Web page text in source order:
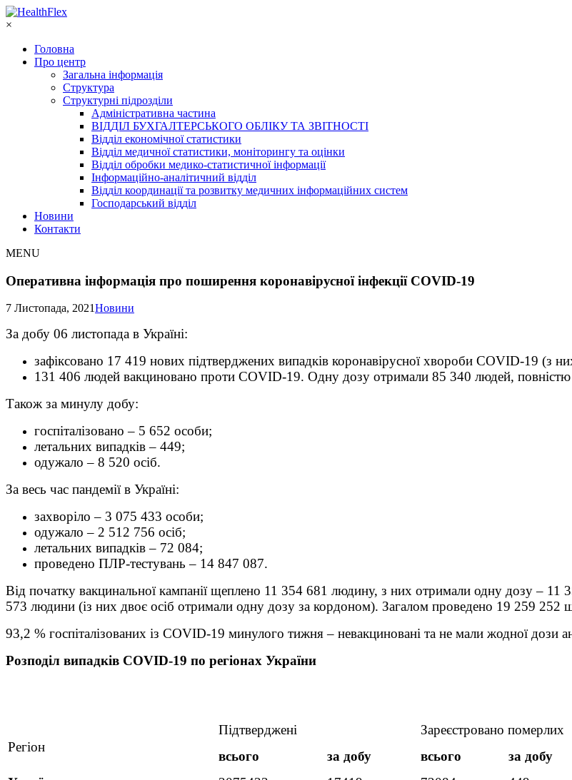
×
Головна
Про центр
Загальна інформація
Структура
Структурні підрозділи
Адміністративна частина
ВІДДІЛ БУХГАЛТЕРСЬКОГО ОБЛІКУ ТА ЗВІТНОСТІ
Відділ економічної статистики
Відділ медичної статистики, моніторингу та оцінки
Відділ обробки медико-статистичної інформації
Інформаційно-аналітичний відділ
Відділ координації та розвитку медичних інформаційних систем
Господарський відділ
Новини
Контакти
MENU
Оперативна інформація про поширення коронавірусної інфекції COVID-19
7 Листопада, 2021Новини
За добу 06 листопада в Україні:
зафіксовано 17 419 нових підтверджених випадків коронавірусної хвороби COVID-19 (з
131 406 людей вакциновано проти COVID-19. Одну дозу отримали 85 340 людей, повністю
Також за минулу добу:
госпіталізовано – 5 652 особи;
летальних випадків – 449;
одужало – 8 520 осіб.
За весь час пандемії в Україні:
захворіло – 3 075 433 особи;
одужало – 2 512 756 осіб;
летальних випадків – 72 084;
проведено ПЛР-тестувань – 14 847 087.
Від початку вакцинальної кампанії щеплено 11 354 681 людину, з них отримали одну дозу – 11
573 людини (із них двоє осіб отримали одну дозу за кордоном). Загалом проведено 19 259 252
93,2 % госпіталізованих із COVID-19 минулого тижня – невакциновані та не мали жодної дози
Розподіл випадків COVID-19 по регіонах України
Регіон
Підтверджені Зареєстровано померлих
всього
за добу всього за добу